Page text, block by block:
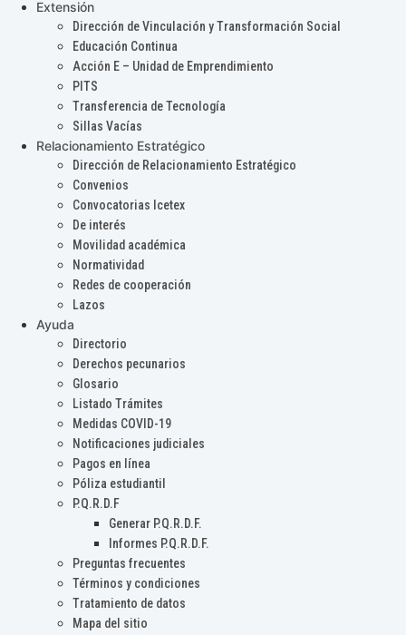
Extensión
Dirección de Vinculación y Transformación Social
Educación Continua
Acción E – Unidad de Emprendimiento
PITS
Transferencia de Tecnología
Sillas Vacías
Relacionamiento Estratégico
Dirección de Relacionamiento Estratégico
Convenios
Convocatorias Icetex
De interés
Movilidad académica
Normatividad
Redes de cooperación
Lazos
Ayuda
Directorio
Derechos pecunarios
Glosario
Listado Trámites
Medidas COVID-19
Notificaciones judiciales
Pagos en línea
Póliza estudiantil
P.Q.R.D.F
Generar P.Q.R.D.F.
Informes P.Q.R.D.F.
Preguntas frecuentes
Términos y condiciones
Tratamiento de datos
Mapa del sitio